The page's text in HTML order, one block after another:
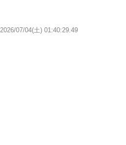
2026/07/04(土) 01:40:29.49